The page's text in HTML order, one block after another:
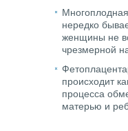
нередко
женщины не
чрезмерной
происходит
процесса
матерью и